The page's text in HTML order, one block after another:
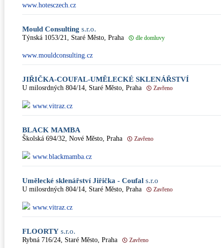
www.hotesczech.cz
Mould Consulting s.r.o.
Týnská 1053/21, Staré Město, Praha dle domluvy
www.mouldconsulting.cz
JIŘIČKA-COUFAL-UMĚLECKÉ SKLENÁŘSTVÍ
U milosrdných 804/14, Staré Město, Praha Zavřeno
www.vitraz.cz
BLACK MAMBA
Školská 694/32, Nové Město, Praha Zavřeno
www.blackmamba.cz
Umělecké sklenářství Jiřička - Coufal s.r.o
U milosrdných 804/14, Staré Město, Praha Zavřeno
www.vitraz.cz
FLOORTY s.r.o.
Rybná 716/24, Staré Město, Praha Zavřeno